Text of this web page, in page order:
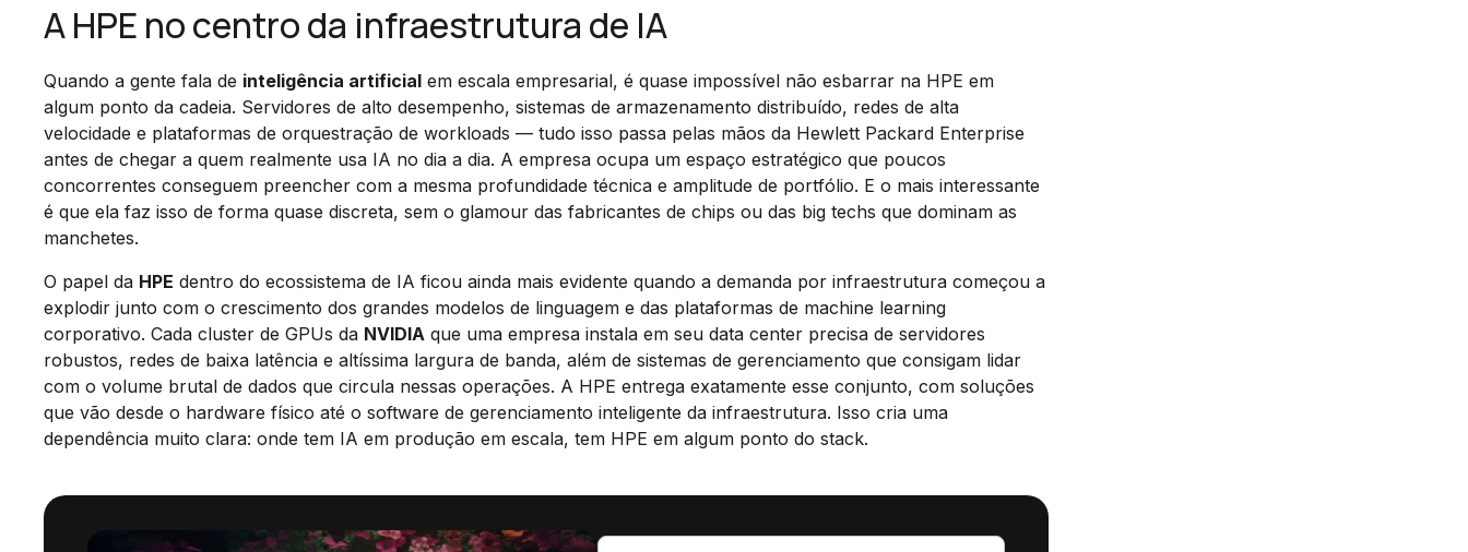
A HPE no centro da infraestrutura de IA
Quando a gente fala de inteligência artificial em escala empresarial, é quase impossível não esbarrar na HPE em
algum ponto da cadeia. Servidores de alto desempenho, sistemas de armazenamento distribuído, redes de alta
velocidade e plataformas de orquestração de workloads — tudo isso passa pelas mãos da Hewlett Packard Enterprise
antes de chegar a quem realmente usa IA no dia a dia. A empresa ocupa um espaço estratégico que poucos
concorrentes conseguem preencher com a mesma profundidade técnica e amplitude de portfólio. E o mais interessante
é que ela faz isso de forma quase discreta, sem o glamour das fabricantes de chips ou das big techs que dominam as
manchetes.
O papel da HPE dentro do ecossistema de IA ficou ainda mais evidente quando a demanda por infraestrutura começou a
explodir junto com o crescimento dos grandes modelos de linguagem e das plataformas de machine learning
corporativo. Cada cluster de GPUs da NVIDIA que uma empresa instala em seu data center precisa de servidores
robustos, redes de baixa latência e altíssima largura de banda, além de sistemas de gerenciamento que consigam lidar
com o volume brutal de dados que circula nessas operações. A HPE entrega exatamente esse conjunto, com soluções
que vão desde o hardware físico até o software de gerenciamento inteligente da infraestrutura. Isso cria uma
dependência muito clara: onde tem IA em produção em escala, tem HPE em algum ponto do stack.